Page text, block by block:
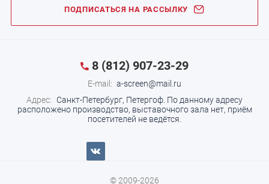
ПОДПИСАТЬСЯ НА РАССЫЛКУ
8 (812) 907-23-29
E-mail: a-screen@mail.ru
Адрес:
Санкт-Петербург, Петергоф. По данному адресу
расположено производство, выставочного зала нет, приём
посетителей не ведётся.
© 2009-2026